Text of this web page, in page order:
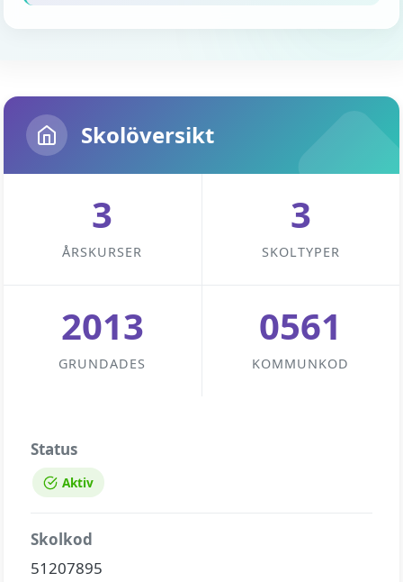
Skolöversikt
3
ÅRSKURSER
3
SKOLTYPER
2013
GRUNDADES
0561
KOMMUNKOD
Status
Aktiv
Skolkod
51207895